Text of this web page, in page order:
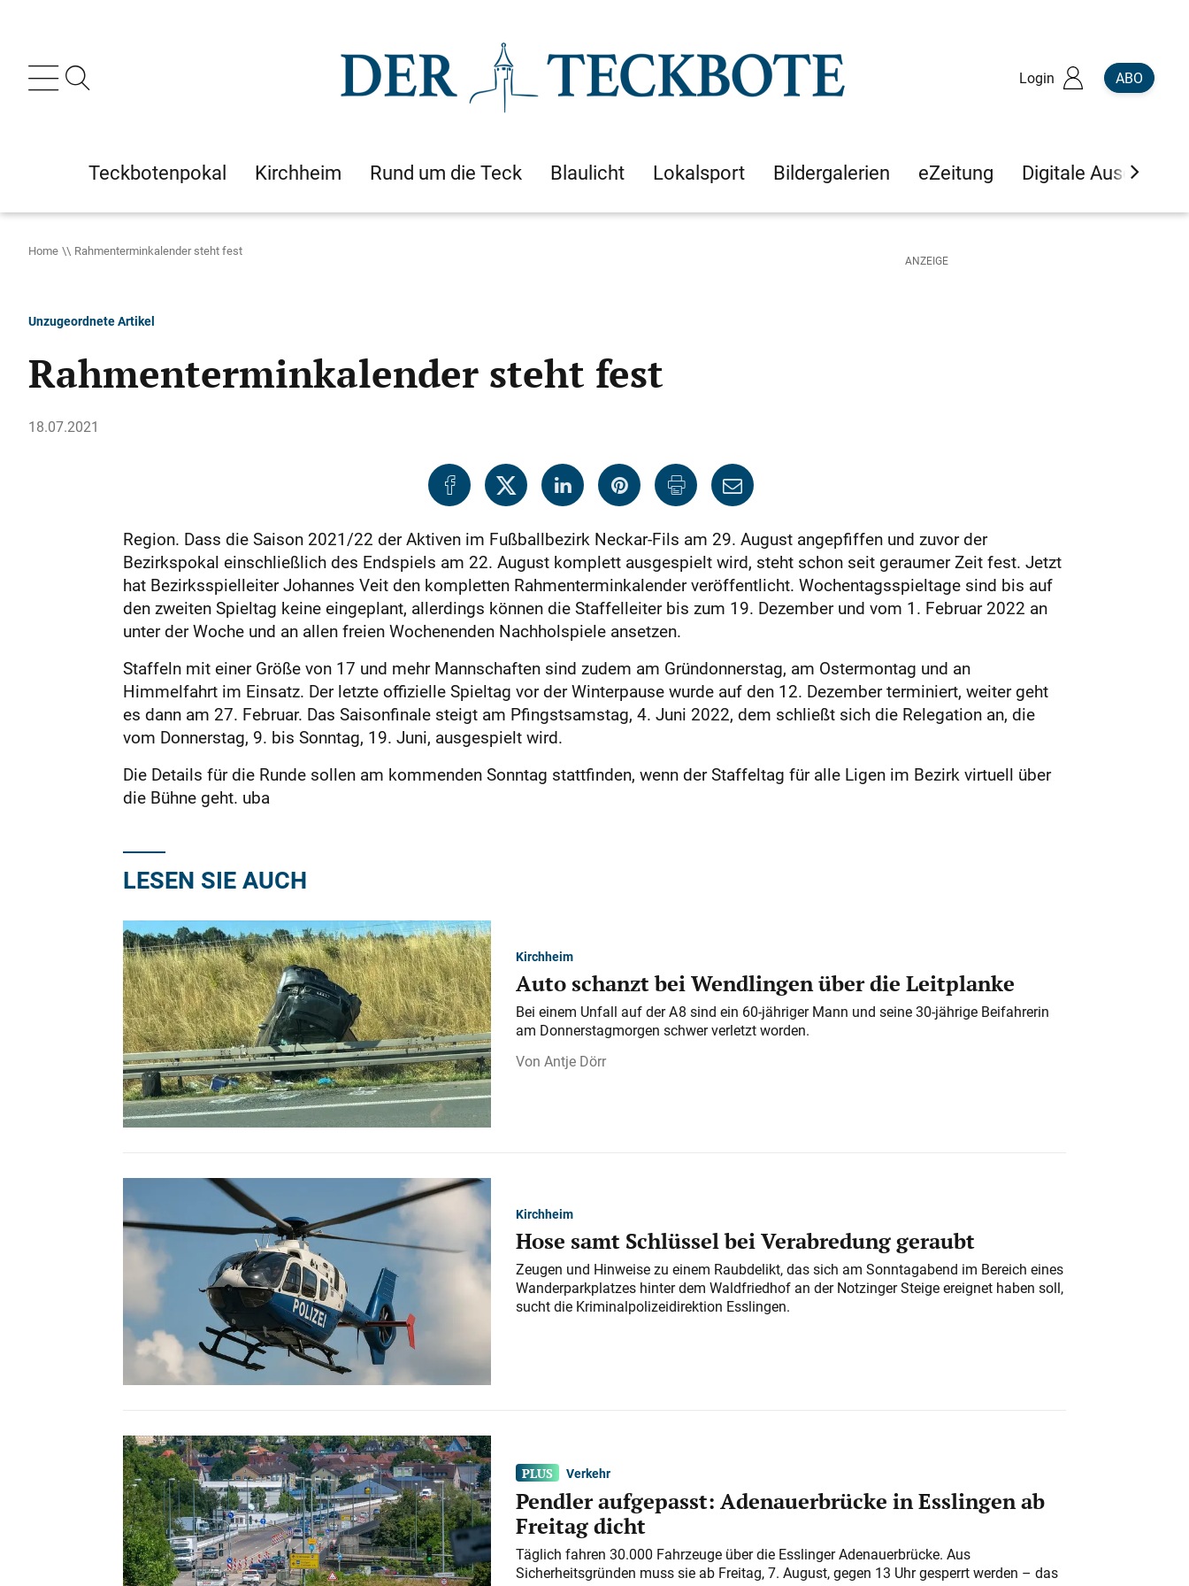
Login ABO
Teckbotenpokal Kirchheim Rund um die Teck Blaulicht Lokalsport Bildergalerien eZeitung Digitale Ausgaben
Home Rahmenterminkalender steht fest
Unzugeordnete Artikel
Rahmenterminkalender steht fest
18.07.2021
Region. Dass die Saison 2021/22 der Aktiven im Fußballbezirk Neckar-Fils am 29. August angepfiffen und zuvor der
Bezirkspokal einschließlich des Endspiels am 22. August komplett ausgespielt wird, steht schon seit geraumer Zeit fest. Jetzt
hat Bezirksspielleiter Johannes Veit den kompletten Rahmenterminkalender veröffentlicht. Wochentagsspieltage sind bis auf
den zweiten Spieltag keine eingeplant, allerdings können die Staffelleiter bis zum 19. Dezember und vom 1. Februar 2022 an
unter der Woche und an allen freien Wochenenden Nachholspiele ansetzen.
Staffeln mit einer Größe von 17 und mehr Mannschaften sind zudem am Gründonnerstag, am Ostermontag und an
Himmelfahrt im Einsatz. Der letzte offizielle Spieltag vor der Winterpause wurde auf den 12. Dezember terminiert, weiter geht
es dann am 27. Februar. Das Saisonfinale steigt am Pfingstsamstag, 4. Juni 2022, dem schließt sich die Relegation an, die
vom Donnerstag, 9. bis Sonntag, 19. Juni, ausgespielt wird.
Die Details für die Runde sollen am kommenden Sonntag stattfinden, wenn der Staffeltag für alle Ligen im Bezirk virtuell über
die Bühne geht. uba
LESEN SIE AUCH
Kirchheim
Auto schanzt bei Wendlingen über die Leitplanke
Bei einem Unfall auf der A 8 sind ein 60-jähriger Mann und seine 30-jährige Beifahrerin
am Donnerstagmorgen schwer verletzt worden.
Antje Dörr
Kirchheim
Hose samt Schlüssel bei Verabredung geraubt
Zeugen und Hinweise zu einem Raubdelikt, das sich am Sonntagabend im Bereich eines
Wanderparkplatzes hinter dem Waldfriedhof an der Notzinger Steige ereignet haben soll,
sucht die Kriminalpolizeidirektion Esslingen.
Verkehr
Pendler aufgepasst: Adenauerbrücke in Esslingen ab
Freitag dicht
Täglich fahren 30.000 Fahrzeuge über die Esslinger Adenauerbrücke. Aus
Sicherheitsgründen muss sie ab Freitag, 7. August, gegen 13 Uhr gesperrt werden – das